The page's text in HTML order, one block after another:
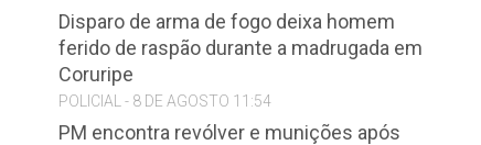
Disparo de arma de fogo deixa homem
ferido de raspão durante a madrugada em
Coruripe
POLICIAL - 8 DE AGOSTO 11:54
PM encontra revólver e munições após